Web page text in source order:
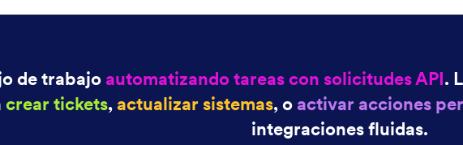
de trabajo automatizando tareas con solicitudes API.
crear tickets, actualizar sistemas, o activar acciones
integraciones fluidas.